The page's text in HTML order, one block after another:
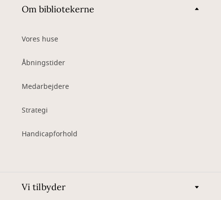
Om bibliotekerne
Vores huse
Åbningstider
Medarbejdere
Strategi
Handicapforhold
Vi tilbyder